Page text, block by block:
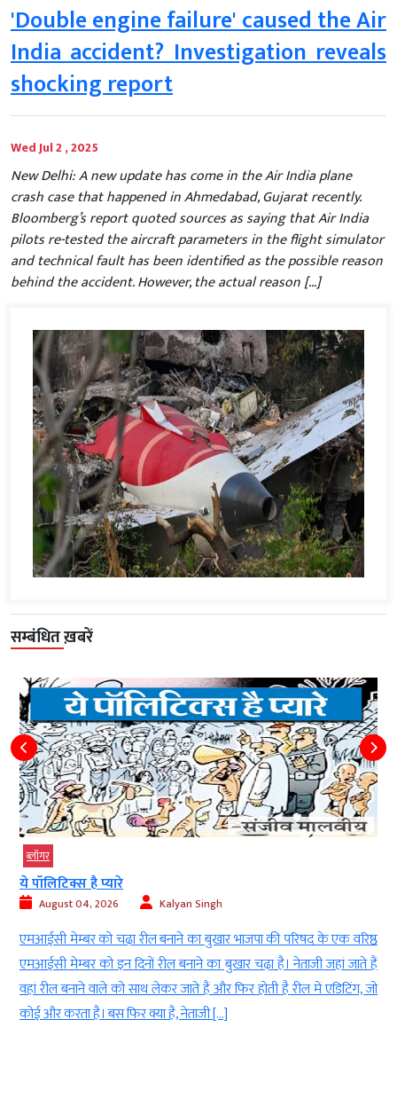
'Double engine failure' caused the Air
India accident? Investigation reveals
shocking report
Wed Jul 2 , 2025
New Delhi: A new update has come in the Air India plane
crash case that happened in Ahmedabad, Gujarat recently.
Bloomberg’s report quoted sources as saying that Air India
pilots re-tested the aircraft parameters in the flight simulator
and technical fault has been identified as the possible reason
behind the accident. However, the actual reason […]
सम्बंधित ख़बरें
ब्‍लॉगर
ये पॉलिटिक्स है प्यारे
August 04, 2026 Kalyan Singh
एमआईसी मेम्बर को चढ़ा रील बनाने का बुखार भाजपा की परिषद के एक वरिष्ठ
एमआईसी मेम्बर को इन दिनों रील बनाने का बुखार चढ़ा है। नेताजी जहां जाते हैं
वहां रील बनाने वाले को साथ लेकर जाते हैं और फिर होती है रील में एडिटिंग, जो
कोई और करता है। बस फिर क्या है, नेताजी […]